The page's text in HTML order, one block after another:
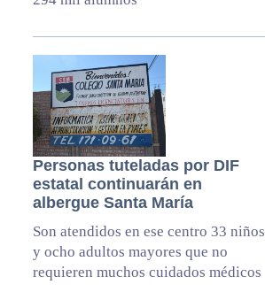
Personas tuteladas por DIF
estatal continuarán en
albergue Santa María
Son atendidos en ese centro 33 niños
y ocho adultos mayores que no
requieren muchos cuidados médicos